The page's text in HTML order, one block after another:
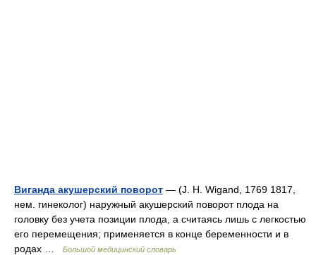
Виганда акушерский поворот — (J. Н. Wigand, 1769 1817,
нем. гинеколог) наружный акушерский поворот плода на
головку без учета позиции плода, а считаясь лишь с легкостью
его перемещения; применяется в конце беременности и в
родах …
Большой медицинский словарь